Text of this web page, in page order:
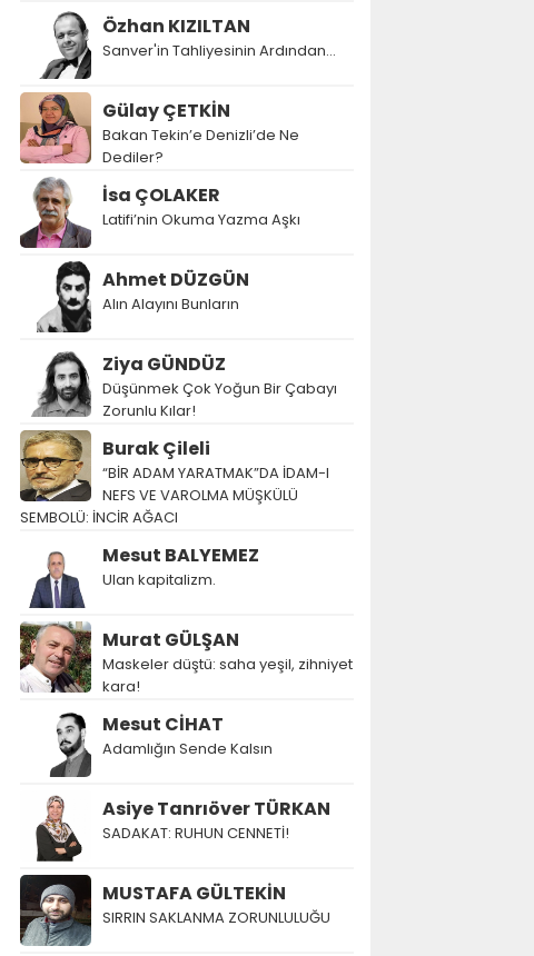
Özhan KIZILTAN
Sanver'in Tahliyesinin Ardından…
Gülay ÇETKİN
Bakan Tekin’e Denizli’de Ne
Dediler?
İsa ÇOLAKER
Latifi’nin Okuma Yazma Aşkı
Ahmet DÜZGÜN
Alın Alayını Bunların
Ziya GÜNDÜZ
Düşünmek Çok Yoğun Bir Çabayı
Zorunlu Kılar!
Burak Çileli
“BİR ADAM YARATMAK”DA İDAM-I
NEFS VE VAROLMA MÜŞKÜLÜ
SEMBOLÜ: İNCİR AĞACI
Mesut BALYEMEZ
Ulan kapitalizm.
Murat GÜLŞAN
Maskeler düştü: saha yeşil, zihniyet
kara!
Mesut CİHAT
Adamlığın Sende Kalsın
Asiye Tanrıöver TÜRKAN
SADAKAT: RUHUN CENNETİ!
MUSTAFA GÜLTEKİN
SIRRIN SAKLANMA ZORUNLULUĞU